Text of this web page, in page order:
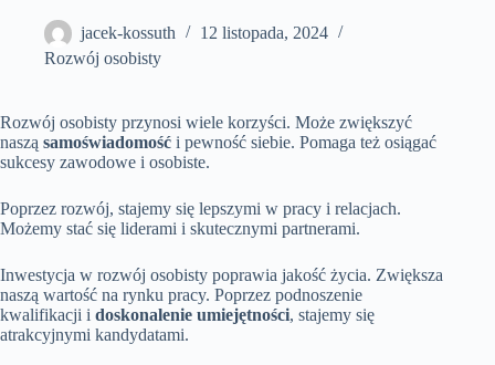
jacek-kossuth
12 listopada, 2024
Rozwój osobisty
Rozwój osobisty przynosi wiele korzyści. Może zwiększyć
naszą samoświadomość i pewność siebie. Pomaga też osiągać
sukcesy zawodowe i osobiste.
Poprzez rozwój, stajemy się lepszymi w pracy i relacjach.
Możemy stać się liderami i skutecznymi partnerami.
Inwestycja w rozwój osobisty poprawia jakość życia. Zwiększa
naszą wartość na rynku pracy. Poprzez podnoszenie
kwalifikacji i doskonalenie umiejętności, stajemy się
atrakcyjnymi kandydatami.